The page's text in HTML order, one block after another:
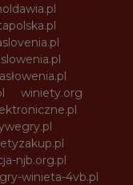
winiety.org
njb.org.pl
winieta-4vb.pl